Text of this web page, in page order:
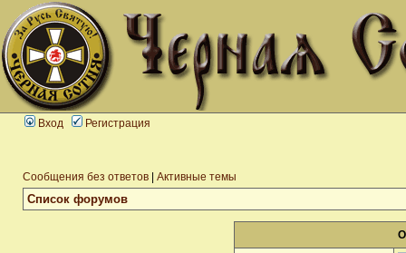
Вход Регистрация
Сообщения без ответов Активные темы
Список форумов